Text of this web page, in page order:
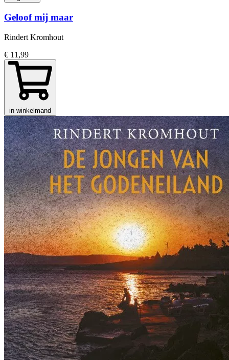
Geloof mij maar
Rindert Kromhout
€ 11,99
in winkelmand